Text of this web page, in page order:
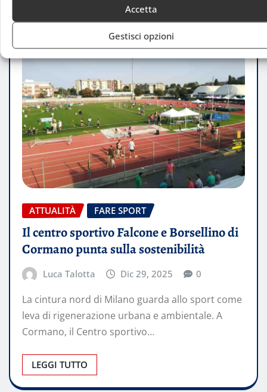
Accetta
Gestisci opzioni
ATTUALITÀ FARE SPORT
Il centro sportivo Falcone e Borsellino di
Cormano punta sulla sostenibilità
Luca Talotta Dic 29, 2025 0
La cintura nord di Milano guarda allo sport come
leva di rigenerazione urbana e ambientale. A
Cormano, il Centro sportivo…
LEGGI TUTTO